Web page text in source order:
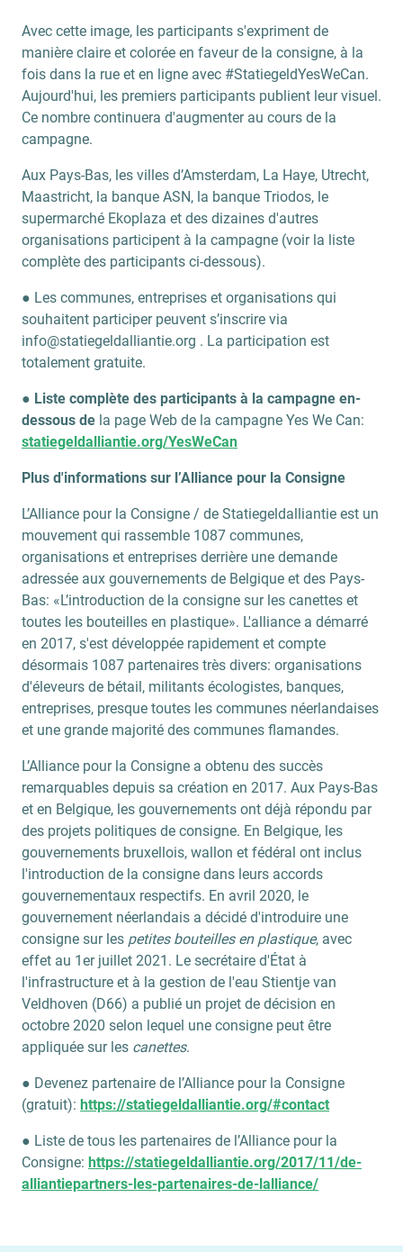
Avec cette image, les participants s'expriment de
manière claire et colorée en faveur de la consigne, à la
fois dans la rue et en ligne avec #StatiegeldYesWeCan.
Aujourd'hui, les premiers participants publient leur visuel.
Ce nombre continuera d'augmenter au cours de la
campagne.
Aux Pays-Bas, les villes d’Amsterdam, La Haye, Utrecht,
Maastricht, la banque ASN, la banque Triodos, le
supermarché Ekoplaza et des dizaines d'autres
organisations participent à la campagne (voir la liste
complète des participants ci-dessous).
● Les communes, entreprises et organisations qui
souhaitent participer peuvent s’inscrire via
info@statiegeldalliantie.org . La participation est
totalement gratuite.
● Liste complète des participants à la campagne en-
dessous de la page Web de la campagne Yes We Can:
statiegeldalliantie.org/YesWeCan
Plus d'informations sur l’Alliance pour la Consigne
L’Alliance pour la Consigne / de Statiegeldalliantie est un
mouvement qui rassemble 1087 communes,
organisations et entreprises derrière une demande
adressée aux gouvernements de Belgique et des Pays-
Bas: «L’introduction de la consigne sur les canettes et
toutes les bouteilles en plastique». L'alliance a démarré
en 2017, s'est développée rapidement et compte
désormais 1087 partenaires très divers: organisations
d'éleveurs de bétail, militants écologistes, banques,
entreprises, presque toutes les communes néerlandaises
et une grande majorité des communes flamandes.
L’Alliance pour la Consigne a obtenu des succès
remarquables depuis sa création en 2017. Aux Pays-Bas
et en Belgique, les gouvernements ont déjà répondu par
des projets politiques de consigne. En Belgique, les
gouvernements bruxellois, wallon et fédéral ont inclus
l'introduction de la consigne dans leurs accords
gouvernementaux respectifs. En avril 2020, le
gouvernement néerlandais a décidé d'introduire une
consigne sur les petites bouteilles en plastique, avec
effet au 1er juillet 2021. Le secrétaire d'État à
l'infrastructure et à la gestion de l'eau Stientje van
Veldhoven (D66) a publié un projet de décision en
octobre 2020 selon lequel une consigne peut être
appliquée sur les canettes.
● Devenez partenaire de l’Alliance pour la Consigne
(gratuit): https://statiegeldalliantie.org/#contact
● Liste de tous les partenaires de l’Alliance pour la
Consigne: https://statiegeldalliantie.org/2017/11/de-
alliantiepartners-les-partenaires-de-lalliance/